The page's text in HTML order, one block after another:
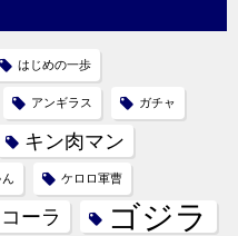
はじめの一歩
アンギラス ガチャ
キン肉マン
ケロロ軍曹
ーラ ゴジラ